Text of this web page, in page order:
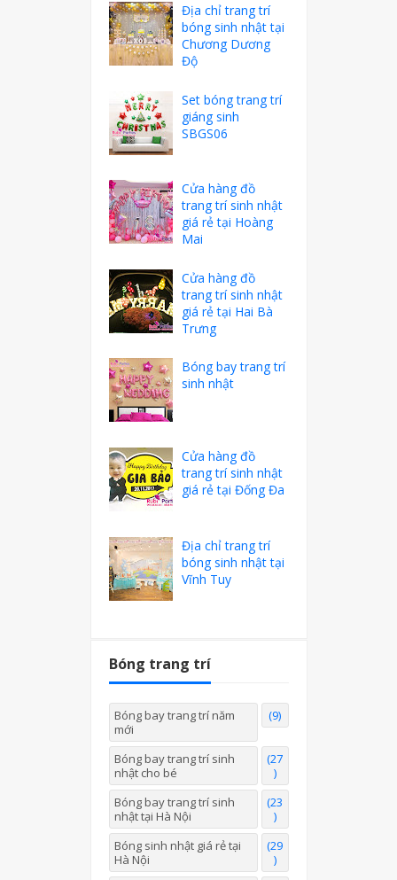
Địa chỉ trang trí
bóng sinh nhật tại
Chương Dương
Độ
Set bóng trang trí
giáng sinh
SBGS06
Cửa hàng đồ
trang trí sinh nhật
giá rẻ tại Hoàng
Mai
Cửa hàng đồ
trang trí sinh nhật
giá rẻ tại Hai Bà
Trưng
Bóng bay trang trí
sinh nhật
Cửa hàng đồ
trang trí sinh nhật
giá rẻ tại Đống Đa
Địa chỉ trang trí
bóng sinh nhật tại
Vĩnh Tuy
Bóng trang trí
Bóng bay trang trí năm
mới
(9)
Bóng bay trang trí sinh
nhật cho bé
(27
)
Bóng bay trang trí sinh
nhật tại Hà Nội
(23
)
Bóng sinh nhật giá rẻ tại
Hà Nội
(29
)